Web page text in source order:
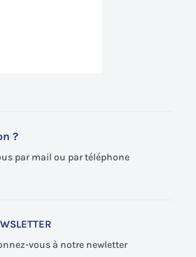
?
par mail ou par téléphone
vous à notre newletter